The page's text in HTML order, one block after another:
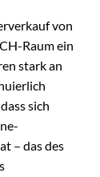
von
Raum ein
stark an
sich
– das des